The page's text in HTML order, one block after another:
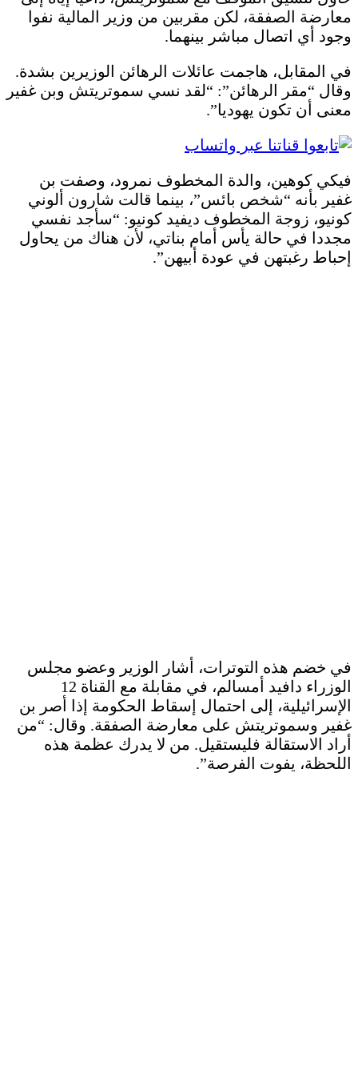
معارضة الصفقة، لكن مقربين من وزير المالية نفوا
وجود أي اتصال مباشر بينهما.
في المقابل، هاجمت عائلات الرهائن الوزيرين بشدة.
وقال “مقر الرهائن”: “لقد نسي سموتريتش وبن غفير
معنى أن تكون يهوديا”.
فيكي كوهين، والدة المخطوف نمرود، وصفت بن
غفير بأنه “شخص بائس”، بينما قالت شارون ألوني
كونيو، زوجة المخطوف ديفيد كونيو: “سأجد نفسي
مجددا في حالة يأس أمام بناتي، لأن هناك من يحاول
إحباط رغبتهن في عودة أبيهن”.
في خضم هذه التوترات، أشار الوزير وعضو مجلس
الوزراء دافيد أمسالم، في مقابلة مع القناة 12
الإسرائيلية، إلى احتمال إسقاط الحكومة إذا أصر بن
غفير وسموتريتش على معارضة الصفقة. وقال: “من
أراد الاستقالة فليستقيل. من لا يدرك عظمة هذه
اللحظة، يفوت الفرصة”.